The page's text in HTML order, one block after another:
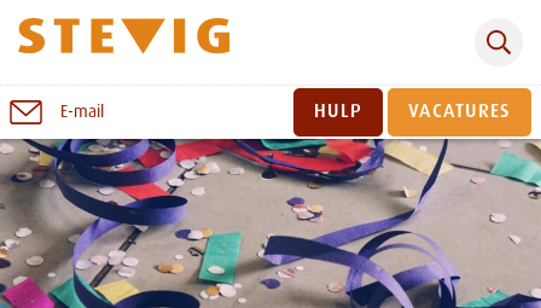
Naar
inhoud
E-mail HULP VACATURES
Sluiten